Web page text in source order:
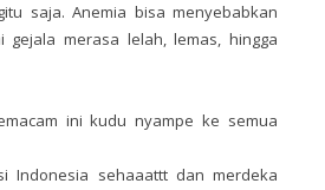
saja. Anemia bisa menyebabkan
gejala merasa lelah, lemas, hingga
ini kudu nyampe ke semua
Indonesia sehaaattt dan merdeka